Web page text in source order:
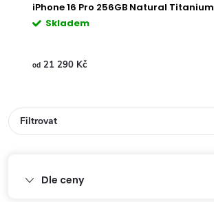
iPhone 16 Pro 256GB Natural Titanium
Skladem
od 21 290 Kč
Filtrovat
Dle ceny